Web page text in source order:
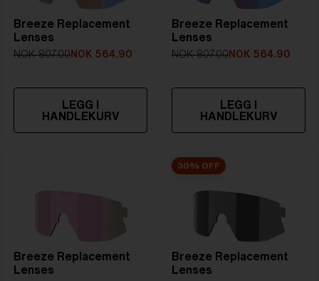
Breeze Replacement
Lenses
NOK 807.00 NOK 564.90
LEGG I
HANDLEKURV
Breeze Replacement
Lenses
NOK 807.00 NOK 564.90
LEGG I
HANDLEKURV
Breeze Replacement
Lenses
30% OFF
Breeze Replacement
Lenses